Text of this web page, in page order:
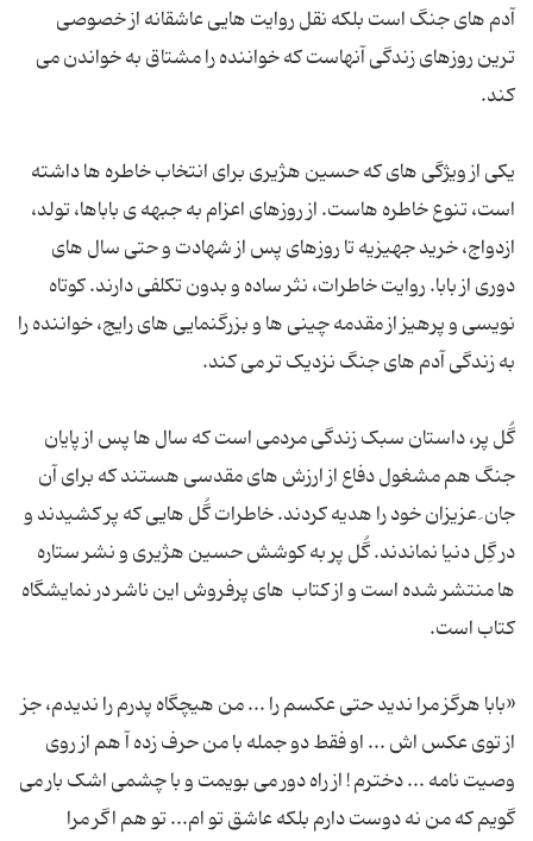
آدم های جنگ است بلکه نقل روایت هایی عاشقانه از خصوصی
ترین روزهای زندگی آنهاست که خواننده را مشتاق به خواندن می
کند.
یکی از ویژگی های که حسین هژیری برای انتخاب خاطره ها داشته
است، تنوع خاطره هاست. از روزهای اعزام به جبهه ی باباها، تولد،
ازدواج، خرید جهیزیه تا روزهای پس از شهادت و حتی سال های
دوری از بابا. روایت خاطرات، نثر ساده و بدون تکلفی دارند. کوتاه
نویسی و پرهیز از مقدمه چینی ها و بزرگنمایی های رایج، خواننده را
به زندگی آدم های جنگ نزدیک تر می کند.
گُل پر، داستان سبک زندگی مردمی است که سال ها پس از پایان
جنگ هم مشغول دفاع از ارزش های مقدسی هستند که برای آن
جان ِ عزیزان خود را هدیه کردند. خاطرات گُل هایی که پر کشیدند و
در گِل دنیا نماندند. گُل پر به کوشش حسین هژیری و نشر ستاره
ها منتشر شده است و از کتاب های پرفروش این ناشر در نمایشگاه
کتاب است.
«بابا هرگز مرا ندید حتی عکسم را ... من هیچگاه پدرم را ندیدم، جز
از توی عکس اش ... او فقط دو جمله با من حرف زده آ هم از روی
وصیت نامه ... دخترم ! از راه دور می بویمت و با چشمی اشک بار می
گویم که من نه دوست دارم بلکه عاشق تو ام... تو هم اگر مرا